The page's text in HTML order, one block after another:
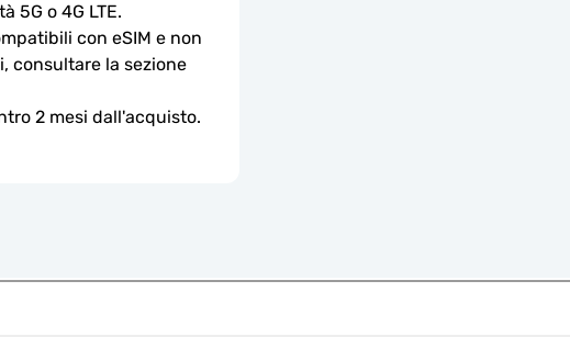
5G o 4G LTE.
con eSIM e non
consultare la sezione
2 mesi dall'acquisto.